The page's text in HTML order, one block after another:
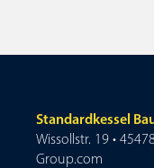
Standardkessel
Wissollstr. 19 •
Group.com